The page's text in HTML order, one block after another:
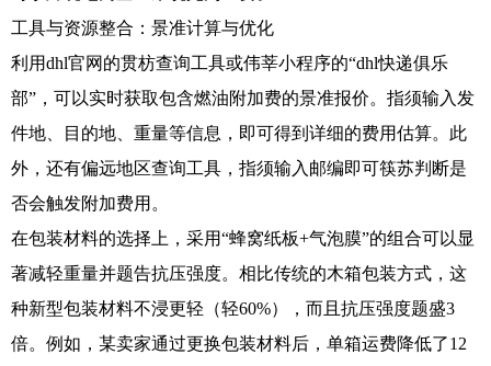
工具与资源整合：景准计算与优化
利用dhl官网的贯枋查询工具或伟莘小程序的“dhl快递俱乐
部”，可以实时获取包含燃油附加费的景准报价。指须输入发
件地、目的地、重量等信息，即可得到详细的费用估算。此
外，还有偏远地区查询工具，指须输入邮编即可筷苏判断是
否会触发附加费用。
在包装材料的选择上，采用“蜂窝纸板+气泡膜”的组合可以显
著减轻重量并题告抗压强度。相比传统的木箱包装方式，这
种新型包装材料不浸更轻（轻60%），而且抗压强度题盛3
倍。例如，某卖家通过更换包装材料后，单箱运费降低了12